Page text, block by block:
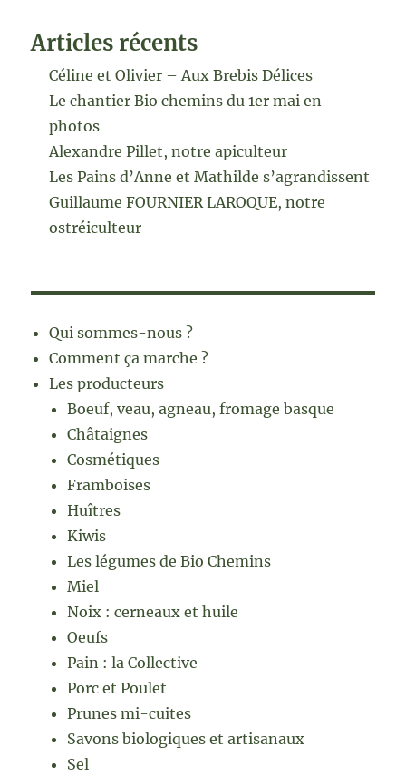
Articles récents
Céline et Olivier – Aux Brebis Délices
Le chantier Bio chemins du 1er mai en
photos
Alexandre Pillet, notre apiculteur
Les Pains d’Anne et Mathilde s’agrandissent
Guillaume FOURNIER LAROQUE, notre
ostréiculteur
Qui sommes-nous ?
Comment ça marche ?
Les producteurs
Boeuf, veau, agneau, fromage basque
Châtaignes
Cosmétiques
Framboises
Huîtres
Kiwis
Les légumes de Bio Chemins
Miel
Noix : cerneaux et huile
Oeufs
Pain : la Collective
Porc et Poulet
Prunes mi-cuites
Savons biologiques et artisanaux
Sel